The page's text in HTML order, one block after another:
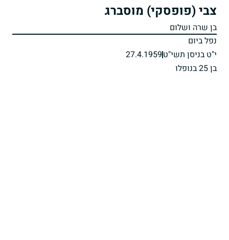
צבי (פופסקי) מוסברג
בן שרה ושלום
נפל ביום
י"ט בניסן תשי"ט27.4.1959
בן 25 בנופלו